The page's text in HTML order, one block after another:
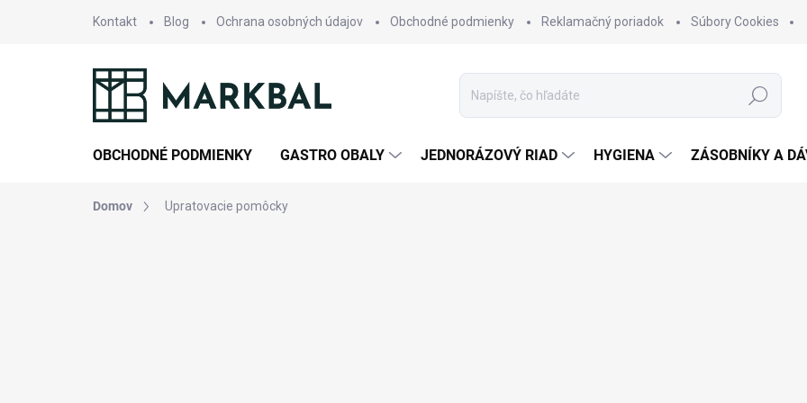
Kontakt Blog Ochrana osobných údajov Obchodné podmienky Reklamačný poriadok Súbory Cookies
Hľadať
OBCHODNÉ PODMIENKY GASTRO OBALY JEDNORÁZOVÝ RIAD HYGIENA ZÁSOBNÍKY A
Domov Upratovacie pomôcky